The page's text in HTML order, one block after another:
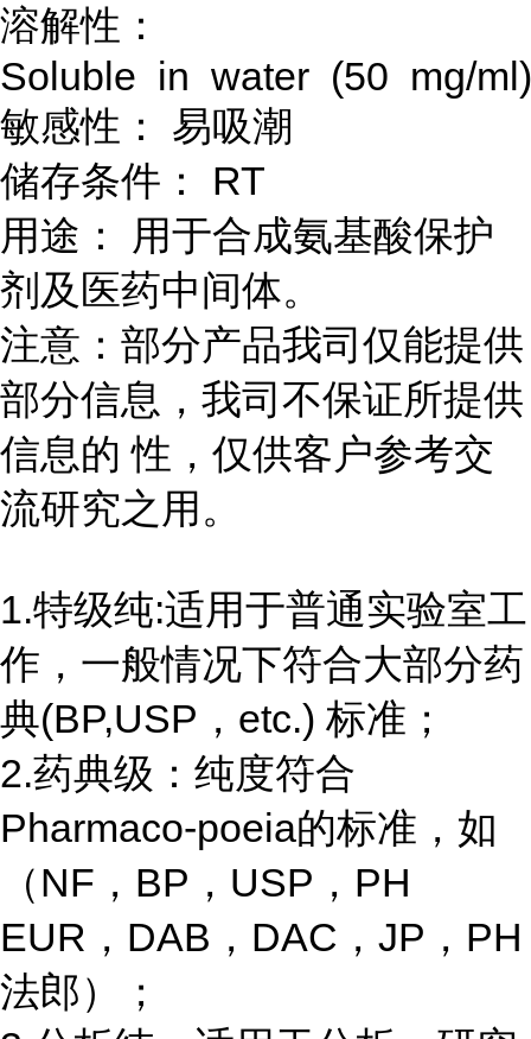
溶解性：
Soluble in water (50 mg/
敏感性： 易吸潮
储存条件： RT
用途： 用于合成氨基酸保护
剂及医药中间体。
注意：部分产品我司仅能提供
部分信息，我司不保证所提供
信息的 性，仅供客户参考交
流研究之用。
1.特级纯:适用于普通实验室工
作，一般情况下符合大部分药
典(BP,USP，etc.) 标准；
2.药典级：纯度符合
Pharmaco-poeia的标准，如
（NF，BP，USP，PH
EUR，DAB，DAC，JP，PH
法郎）；